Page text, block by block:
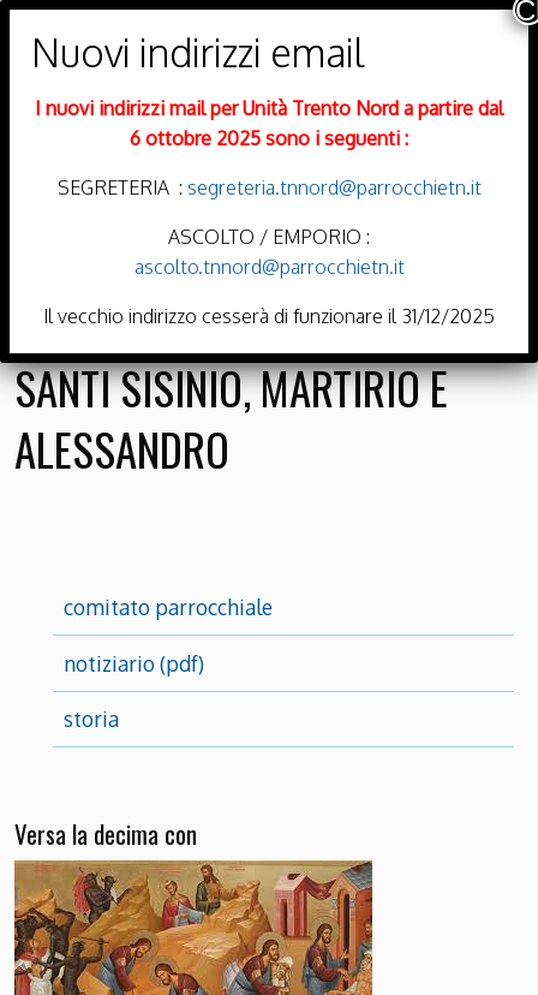
Trento Nord
DIOCESI DI TRENTO
SANTI SISINIO, MARTIRIO E
ALESSANDRO
comitato parrocchiale
notiziario (pdf)
storia
Versa la decima con
I nuovi indirizzi mail per Unità Trento Nord a partire dal
6 ottobre 2025 sono i seguenti :
SEGRETERIA : segreteria.tnnord@parrocchietn.it
ASCOLTO / EMPORIO :
ascolto.tnnord@parrocchietn.it
Il vecchio indirizzo cesserà di funzionare il 31/12/2025